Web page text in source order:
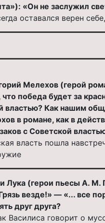
«Он не заслужил
оставался верен
Мелехов (герой
что победа будет за
властью? Как нашим
в романе, как в
с Советской
власть пошла
Лука (герои пьесы А. М.
везде!» — «... все
друг друга?
Василиса говорит о